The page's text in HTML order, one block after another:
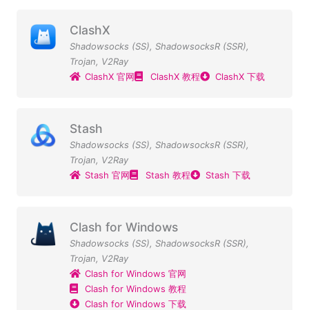
ClashX
Shadowsocks (SS), ShadowsocksR (SSR),
Trojan, V2Ray
ClashX 官网
ClashX 教程 ClashX 下载
Stash
Shadowsocks (SS), ShadowsocksR (SSR),
Trojan, V2Ray
Stash 官网
Stash 教程 Stash 下载
Clash for Windows
Shadowsocks (SS), ShadowsocksR (SSR),
Trojan, V2Ray
Clash for Windows 官网
Clash for Windows 教程
Clash for Windows 下载